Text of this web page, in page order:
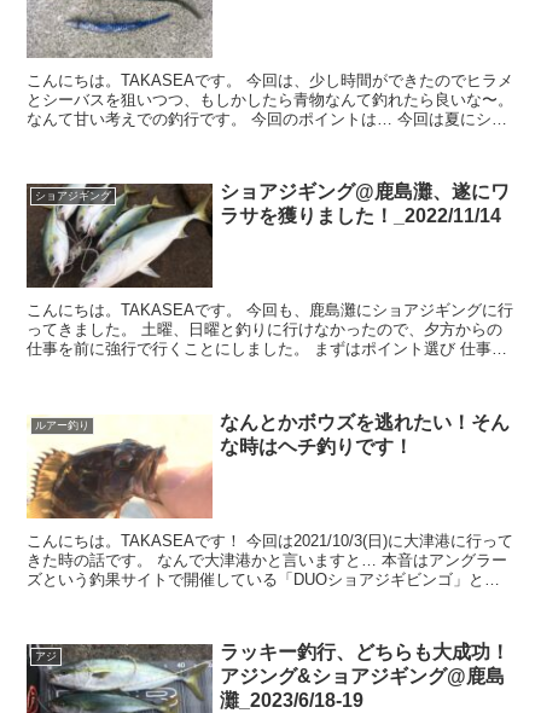
こんにちは。TAKASEAです。 今回は、少し時間ができたのでヒラメ
とシーバスを狙いつつ、もしかしたら青物なんて釣れたら良いな〜。
なんて甘い考えでの釣行です。 今回のポイントは… 今回は夏にショ
ショアジギング
ショアジギング@鹿島灘、遂にワ
ラサを獲りました！_2022/11/14
こんにちは。TAKASEAです。 今回も、鹿島灘にショアジギングに行
ってきました。 土曜、日曜と釣りに行けなかったので、夕方からの
仕事を前に強行で行くことにしました。 まずはポイント選び 仕事前
ルアー釣り
なんとかボウズを逃れたい！そん
な時はヘチ釣りです！
こんにちは。TAKASEAです！ 今回は2021/10/3(日)に大津港に行って
きた時の話です。 なんで大津港かと言いますと… 本音はアングラー
ズという釣果サイトで開催している「DUOショアジギビンゴ」とい
アジ
ラッキー釣行、どちらも大成功！
アジング&ショアジギング@鹿島
灘_2023/6/18-19